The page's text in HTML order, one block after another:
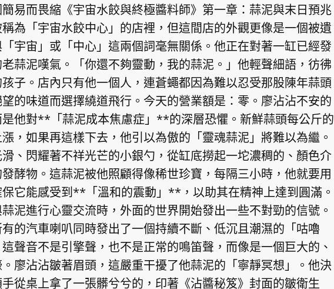
易而畏縮《宇宙水餃與終極醬料師》第一章：蒜泥與末日預兆
為「宇宙水餃中心」的店裡，但這間店的外觀更像是一個被遺
宇宙」或「中心」這兩個詞毫無關係。他正在對著一缸已經發
蒜泥嘆氣。「你還不夠靈動，我的蒜泥。」他輕聲細語，彷彿
子。店內只有他一個人，連蒼蠅都因為難以忍受那股陳年蒜頭
的味道而選擇繞道飛行。今天的營業額是：零。廖沾沾不安的
他對**「蒜泥成本焦慮症」**的深層恐懼。新鮮蒜頭每公斤的
，如果再這樣下去，他引以為傲的「靈魂蒜泥」將難以為繼。
、閃耀著不祥光芒的小銀勺，從缸底撈起一坨濃稠的、顏色介
酵物。這蒜泥被他照顧得像稀世珍寶，每隔三小時，他就要用
它能感受到**「溫和的震動」**，以助其在精神上達到圓滿。
泥進行心靈交流時，外面的世界開始發出一些不對勁的信號。
的汽車喇叭同時發出了一個持續不斷、低沉且潮濕的「咕嚕
音不是引擎聲，也不是正常的鳴笛聲，而像是一個巨大的、
廖沾沾皺著眉頭，這嚴重干擾了他蒜泥的「寧靜冥想」。他決
從桌上拿了一張髒兮兮的，印著《沾醬秘笈》封面的皺衛生